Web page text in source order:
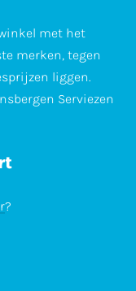
met het
merken, tegen
liggen.
Serviezen
?